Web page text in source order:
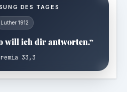
DES TAGES
Luther 1912
will ich dir antworten.“
33,3